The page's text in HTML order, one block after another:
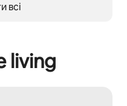
всі
living